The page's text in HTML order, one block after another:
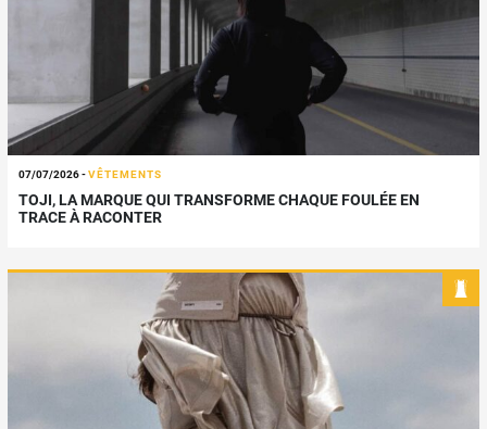
07/07/2026-VÊTEMENTS
TOJI, LA MARQUE QUI TRANSFORME CHAQUE FOULÉE EN
TRACE À RACONTER